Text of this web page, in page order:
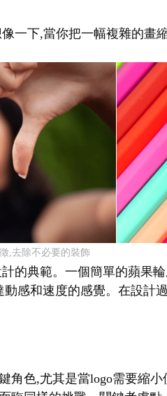
一下,當你把一幅複雜的畫
,去除不必要的裝飾
的典範。一個簡單的蘋果
感和速度的感覺。在設計
角色,尤其是當logo需要縮